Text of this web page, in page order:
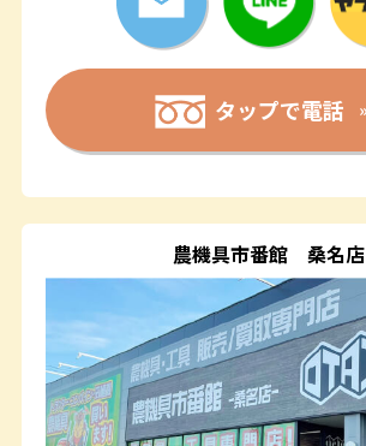
タップで電話
農機具市番館 桑名店